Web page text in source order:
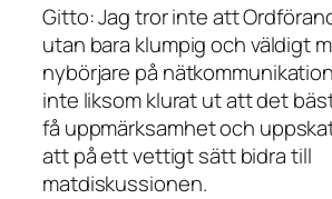
Gitto: Jag tror inte att
utan bara klumpig och väldigt
nybörjare på
inte liksom klurat ut att det
få uppmärksamhet och
att på ett vettigt sätt bidra till
matdiskussionen.